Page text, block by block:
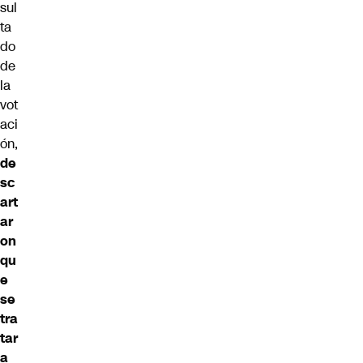
sul
ta
do
de
la
vot
aci
ón,
de
sc
art
ar
on
qu
e
se
tra
tar
a